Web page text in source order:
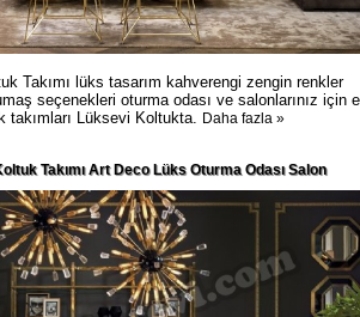
Takımı lüks tasarım kahverengi zengin renkler
seçenekleri oturma odası ve salonlarınız için
takımları Lüksevi Koltukta.
Daha fazla »
Takımı Art Deco Lüks Oturma Odası Salon